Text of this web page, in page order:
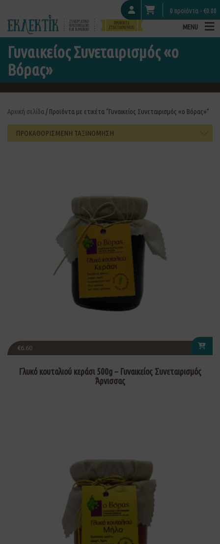
0 προϊόντα - €0.00
MENU
Γυναικείος Συνεταιρισμός «ο
Βόρας»
Αρχική σελίδα / Προϊόντα με ετικέτα “Γυναικείος Συνεταιρισμός «ο Βόρας»”
€6.60
Γλυκό κουταλιού κεράσι 500g – Γυναικείος Συνεταιρισμός
Άρνισσας